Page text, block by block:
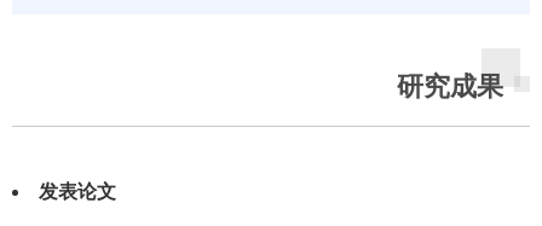
研究成果
发表论文